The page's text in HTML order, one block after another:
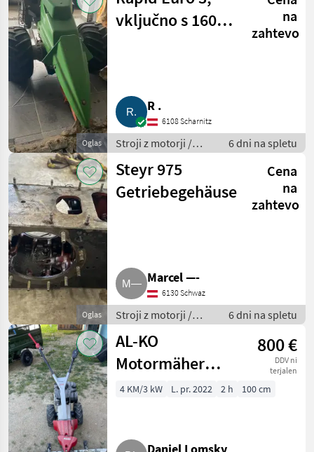
Oglas
vključno s 160
na
zahtevo
R .
6108 Scharnitz
Stroji z motorji /
Motorna kosilnica/
prekopalnik
6 dni na spletu
Oglas
Steyr 975
Getriebegehäuse
Cena
na
zahtevo
Marcel —-
6130 Schwaz
Stroji z motorji /
Motorna kosilnica/
prekopalnik
6 dni na spletu
AL-KO
Motormäher
Balkenmäher
800 €
DDV ni
terjalen
4 KM/3 kW L. pr. 2022 2 h 100 cm